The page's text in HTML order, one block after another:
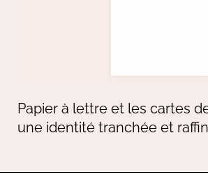
Papier à lettre et les cartes
une identité tranchée et